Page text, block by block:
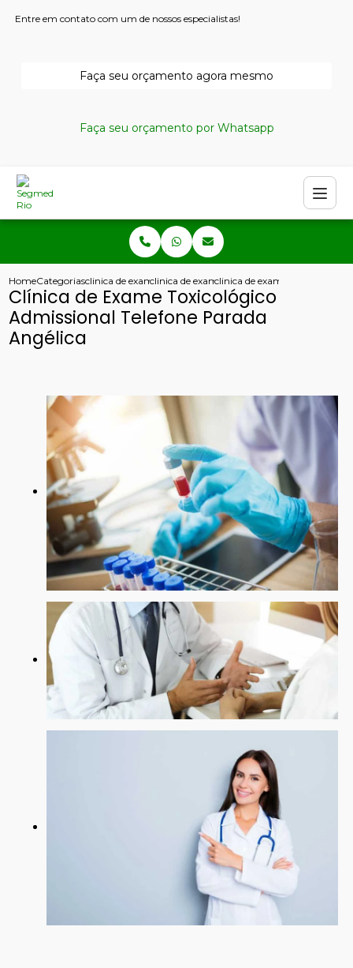
Entre em contato com um de nossos especialistas!
Faça seu orçamento agora mesmo
Faça seu orçamento por Whatsapp
HomeCategoriasclinica de exames admissionais
clinica de exame admissional copacabana
clinica de exame toxicologico
Clínica de Exame Toxicológico
Admissional Telefone Parada
Angélica